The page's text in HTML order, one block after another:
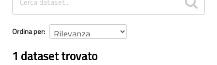
Ordina per
1 dataset trovato